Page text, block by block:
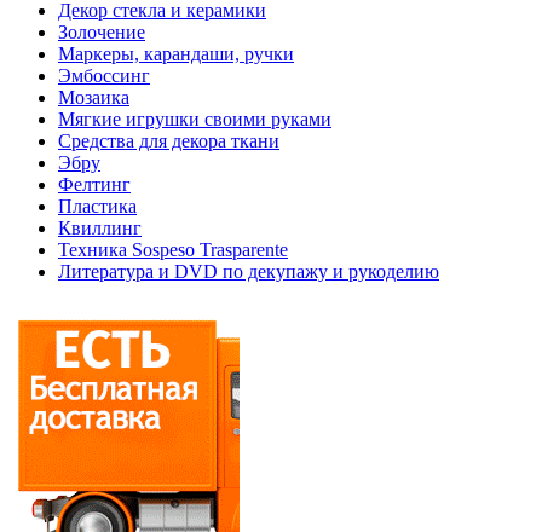
Декор стекла и керамики
Золочение
Маркеры, карандаши, ручки
Эмбоссинг
Мозаика
Мягкие игрушки своими руками
Средства для декора ткани
Эбру
Фелтинг
Пластика
Квиллинг
Техника Sospeso Trasparente
Литература и DVD по декупажу и рукоделию